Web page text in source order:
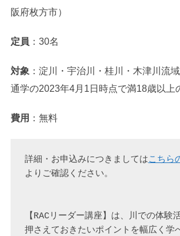
阪府枚方市）
定員 ：30名
対象 ：淀川・宇治川・桂川・木津川流
通学の2023年4月1日時点で満18歳以上
費用 ：無料
詳細・お申込みにつきましてはこちら
よりご確認ください。
【RACリーダー講座】は、川での体験
押さえておきたいポイントを幅広く学